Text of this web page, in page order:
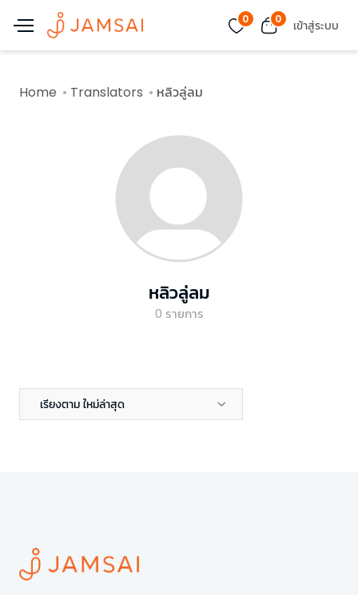
0 0 เข้าสู่ระบบ
Home Translators หลิวลู่ลม
หลิวลู่ลม
0 รายการ
เรียงตาม ใหม่ล่าสุด